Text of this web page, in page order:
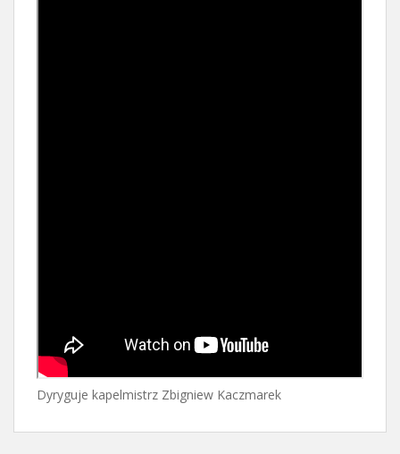
Dyryguje kapelmistrz Zbigniew Kaczmarek